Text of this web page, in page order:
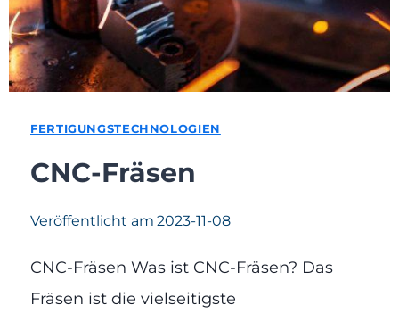
FERTIGUNGSTECHNOLOGIEN
CNC-Fräsen
Veröffentlicht am 2023-11-08
CNC-Fräsen Was ist CNC-Fräsen? Das
Fräsen ist die vielseitigste